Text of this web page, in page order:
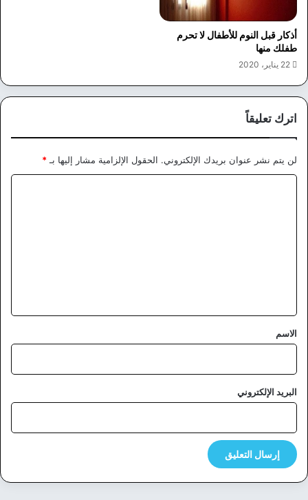
أذكار قبل النوم للأطفال لا تحرم
طفلك منها
22 يناير، 2020
اترك تعليقاً
لن يتم نشر عنوان بريدك الإلكتروني. الحقول الإلزامية مشار إليها بـ *
*
الاسم
البريد الإلكتروني